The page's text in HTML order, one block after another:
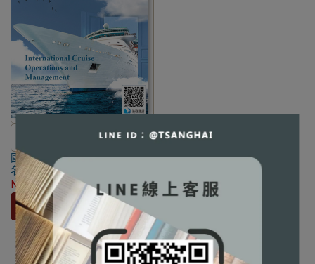
⛔書籍商品一經拆除膠膜，除非
瑕疵換書不提供退貨與退款
✅訂購數量5本以上另有優惠，請
洽LINE客服訂購
國際遊輪經營管理實務 [耿揚
名著] 9786269728039
NT$570NT$600
加入購物車